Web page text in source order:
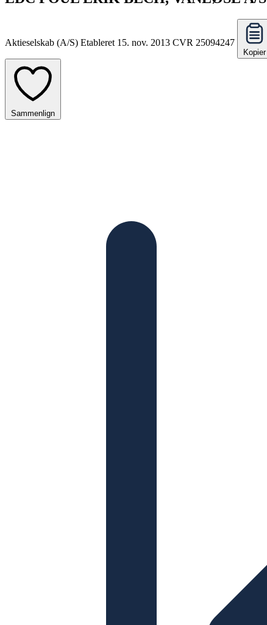
Aktieselskab (A/S) Etableret 15. nov. 2013 CVR 25094247
Kopier
Sammenlign